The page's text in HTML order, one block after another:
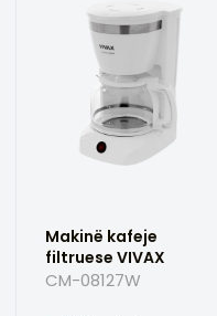
Makinë kafeje
filtruese VIVAX
CM-08127W